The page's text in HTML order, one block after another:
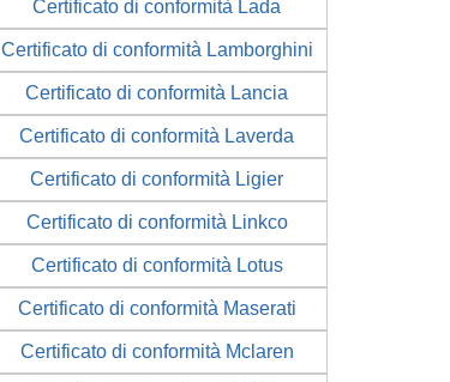
Certificato di conformità Lada
Certificato di conformità Lamborghini
Certificato di conformità Lancia
Certificato di conformità Laverda
Certificato di conformità Ligier
Certificato di conformità Linkco
Certificato di conformità Lotus
Certificato di conformità Maserati
Certificato di conformità Mclaren